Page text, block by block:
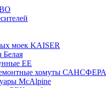
моек KAISER
Белая
EE
хомуты САНСФЕРА
McAlpine